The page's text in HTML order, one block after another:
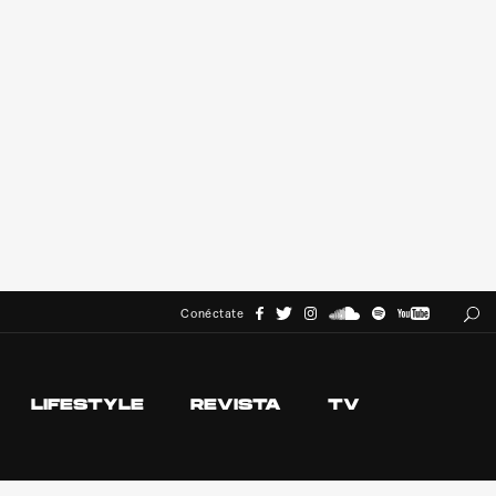
Conéctate
LIFESTYLE REVISTA TV